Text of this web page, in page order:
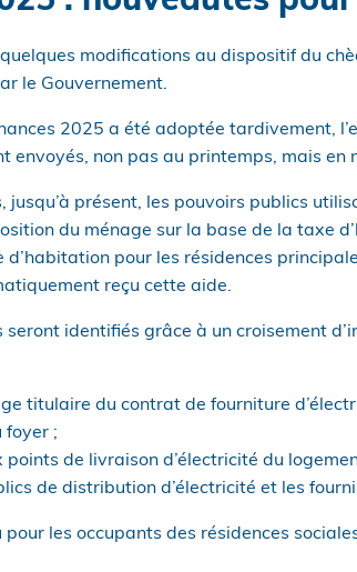
modifications au dispositif du
le Gouvernement.
2025 a été adoptée tardivement,
envoyés, non pas au printemps, mais en
jusqu’à présent, les pouvoirs publics
du ménage sur la base de la taxe
pour les résidences
reçu cette aide.
identifiés grâce à un croisement
titulaire du contrat de fourniture
foyer ;
de livraison d’électricité du
de distribution d’électricité et les
les occupants des résidences